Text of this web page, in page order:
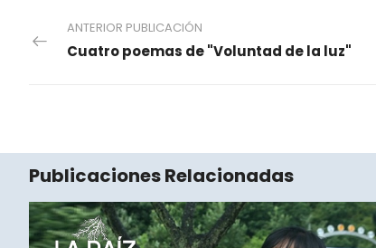
ANTERIOR PUBLICACIÓN
Cuatro poemas de "Voluntad de la luz"
Publicaciones Relacionadas